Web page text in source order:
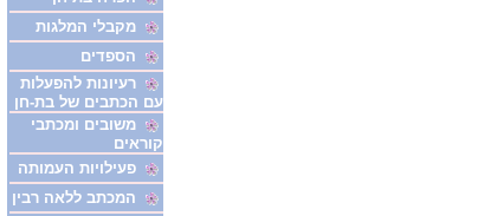
מקבלי המלגות
הספדים
רעיונות להפעלות
עם הכתבים של בת-חן
משובים ומכתבי
קוראים
פעילויות העמותה
המכתב ללאה רבין